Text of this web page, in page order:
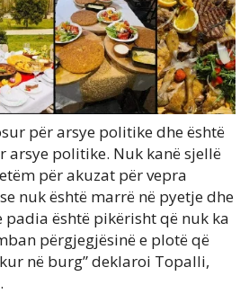
për arsye politike dhe është
arsye politike. Nuk kanë sjellë
për akuzat për vepra
nuk është marrë në pyetje dhe
padia është pikërisht që nuk ka
përgjegjësinë e plotë që
në burg” deklaroi Topalli,